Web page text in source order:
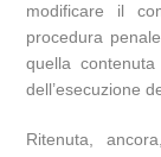
modificare il
procedura
quella
dell’esecuzione
Ritenuta,